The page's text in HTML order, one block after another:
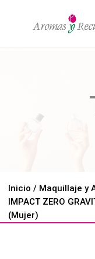
Inicio / Maquillaje y
IMPACT ZERO
(Mujer)